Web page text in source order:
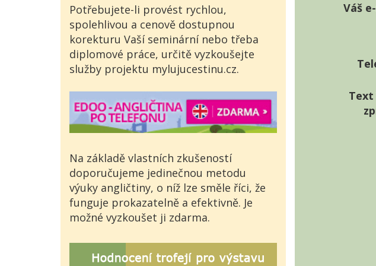
Váš
Text
Potřebujete-li provést rychlou,
spolehlivou a cenově dostupnou
korekturu Vaší seminární nebo třeba
diplomové práce, určitě vyzkoušejte
služby projektu mylujucestinu.cz.
Na základě vlastních zkušeností
doporučujeme jedinečnou metodu
výuky angličtiny, o níž lze směle říci, že
funguje prokazatelně a efektivně. Je
možné vyzkoušet ji zdarma.